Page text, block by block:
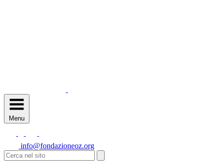
Menu
info@fondazioneoz.org